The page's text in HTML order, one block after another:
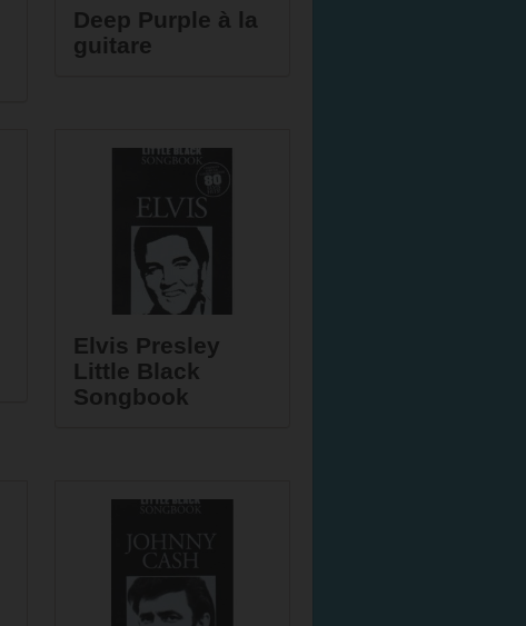
Deep Purple à la
guitare
Elvis Presley
Little Black
Songbook